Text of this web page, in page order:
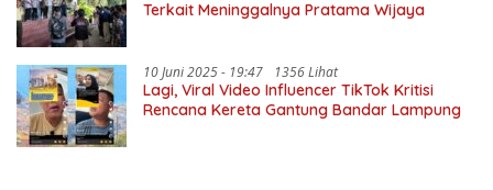
Terkait Meninggalnya Pratama Wijaya
10 Juni 2025 - 19:47 1356 Lihat
Lagi, Viral Video Influencer TikTok Kritisi
Rencana Kereta Gantung Bandar Lampung